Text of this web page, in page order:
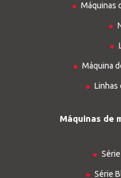
Máquinas
Máquina
Linhas
Máquinas de
Série